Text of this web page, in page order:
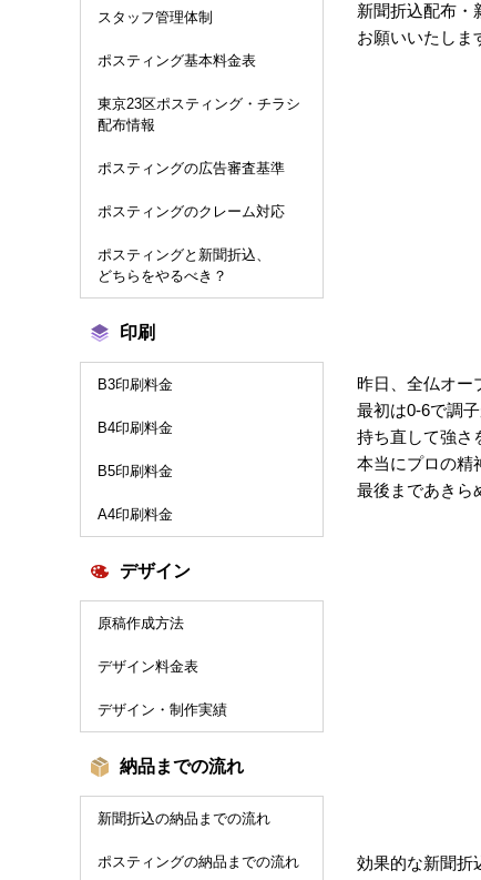
新聞折込配布・
お願いいたしま
昨日、全仏オー
最初は0-6で調
持ち直して強さ
本当にプロの精
最後まであきら
効果的な新聞折
スタッフ管理体制
ポスティング基本料金表
東京23区ポスティング・チラシ
配布情報
ポスティングの広告審査基準
ポスティングのクレーム対応
ポスティングと新聞折込、
どちらをやるべき？
印刷
B3印刷料金
B4印刷料金
B5印刷料金
A4印刷料金
デザイン
原稿作成方法
デザイン料金表
デザイン・制作実績
納品までの流れ
新聞折込の納品までの流れ
ポスティングの納品までの流れ